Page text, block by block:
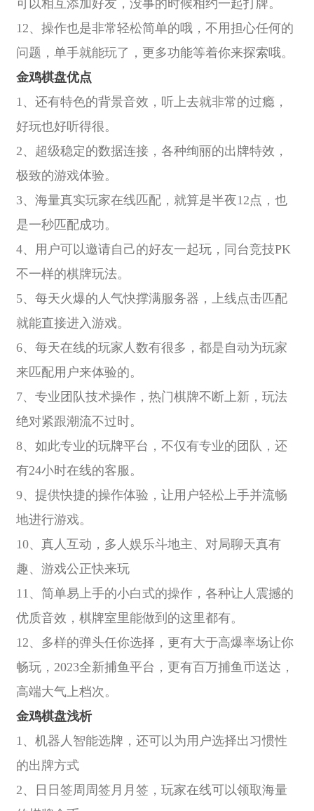
可以相互添加好友，没事的时候相约一起打牌。
12、操作也是非常轻松简单的哦，不用担心任何的
问题，单手就能玩了，更多功能等着你来探索哦。
金鸡棋盘优点
1、还有特色的背景音效，听上去就非常的过瘾，
好玩也好听得很。
2、超级稳定的数据连接，各种绚丽的出牌特效，
极致的游戏体验。
3、海量真实玩家在线匹配，就算是半夜12点，也
是一秒匹配成功。
4、用户可以邀请自己的好友一起玩，同台竞技PK
不一样的棋牌玩法。
5、每天火爆的人气快撑满服务器，上线点击匹配
就能直接进入游戏。
6、每天在线的玩家人数有很多，都是自动为玩家
来匹配用户来体验的。
7、专业团队技术操作，热门棋牌不断上新，玩法
绝对紧跟潮流不过时。
8、如此专业的玩牌平台，不仅有专业的团队，还
有24小时在线的客服。
9、提供快捷的操作体验，让用户轻松上手并流畅
地进行游戏。
10、真人互动，多人娱乐斗地主、对局聊天真有
趣、游戏公正快来玩
11、简单易上手的小白式的操作，各种让人震撼的
优质音效，棋牌室里能做到的这里都有。
12、多样的弹头任你选择，更有大于高爆率场让你
畅玩，2023全新捕鱼平台，更有百万捕鱼币送达，
高端大气上档次。
金鸡棋盘浅析
1、机器人智能选牌，还可以为用户选择出习惯性
的出牌方式
2、日日签周周签月月签，玩家在线可以领取海量